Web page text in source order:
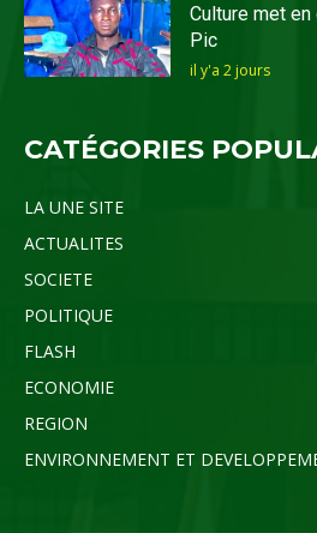
Culture met
Pic
il y'a 2 jours
CATÉGORIES
LA UNE SITE
ACTUALITES
SOCIETE
POLITIQUE
FLASH
ECONOMIE
REGION
ENVIRONNEMENT ET